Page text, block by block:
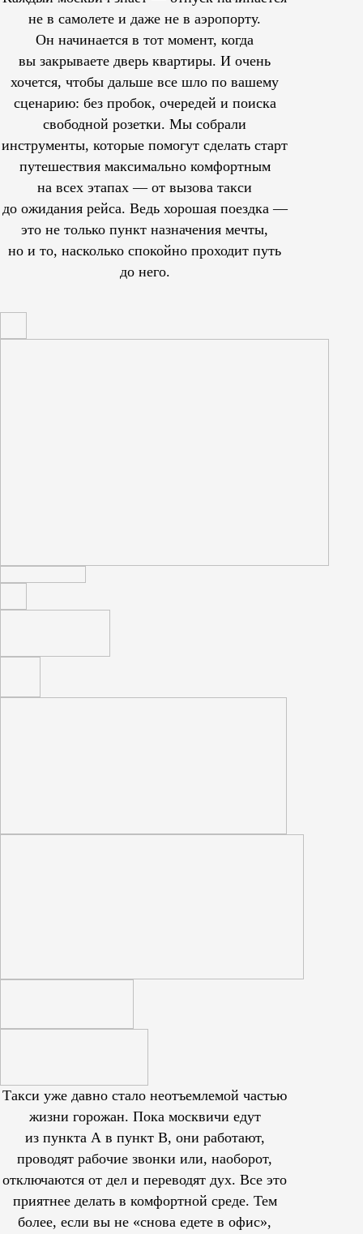
не в самолете и даже не в аэропорту.
Он начинается в тот момент, когда
вы закрываете дверь квартиры. И очень
хочется, чтобы дальше все шло по вашему
сценарию: без пробок, очередей и поиска
свободной розетки. Мы собрали
инструменты, которые помогут сделать старт
путешествия максимально комфортным
на всех этапах — от вызова такси
до ожидания рейса. Ведь хорошая поездка —
это не только пункт назначения мечты,
но и то, насколько спокойно проходит путь
до него.
Такси уже давно стало неотъемлемой частью
жизни горожан. Пока москвичи едут
из пункта А в пункт В, они работают,
проводят рабочие звонки или, наоборот,
отключаются от дел и переводят дух. Все это
приятнее делать в комфортной среде. Тем
более, если вы не «снова едете в офис»,